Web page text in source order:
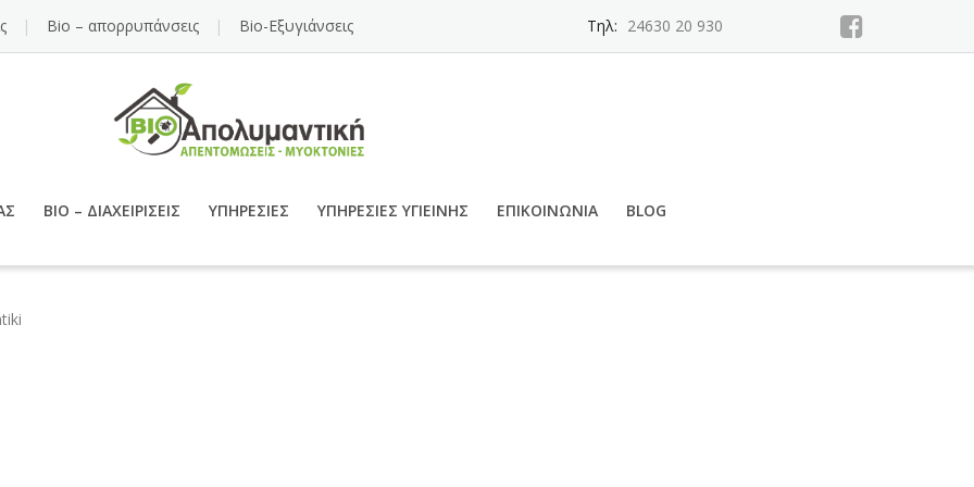
Bio – απορρυπάνσεις Bio-Εξυγιάνσεις Τηλ: 24630 20 930
BIO – ΔΙΑΧΕΙΡΊΣΕΙΣ ΥΠΗΡΕΣΊΕΣ ΥΠΗΡΕΣΊΕΣ ΥΓΙΕΙΝΉΣ ΕΠΙΚΟΙΝΩΝΊΑ BLOG